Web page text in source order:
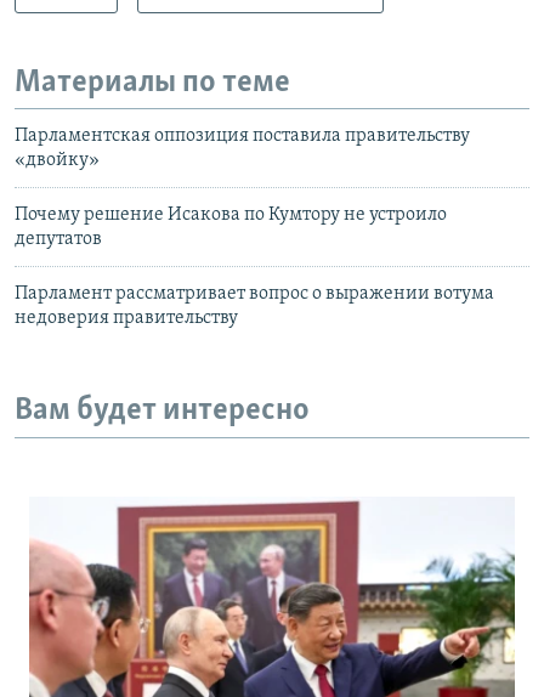
Материалы по теме
Парламентская оппозиция поставила правительству
«двойку»
Почему решение Исакова по Кумтору не устроило
депутатов
Парламент рассматривает вопрос о выражении вотума
недоверия правительству
Вам будет интересно